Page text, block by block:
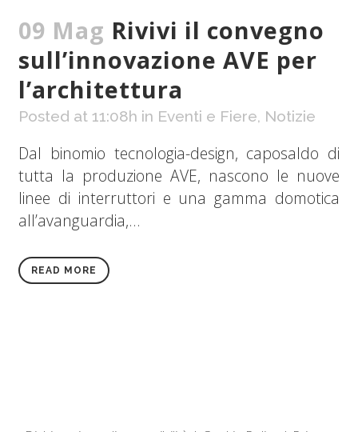
09 Mag Rivivi il convegno
sull’innovazione AVE per
l’architettura
Posted at 11:08h in Eventi e Fiere, Notizie
Dal binomio tecnologia-design, caposaldo di
tutta la produzione AVE, nascono le nuove
linee di interruttori e una gamma domotica
all’avanguardia,...
READ MORE